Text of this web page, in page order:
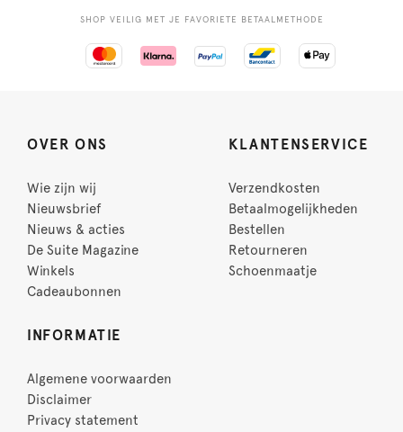
SHOP VEILIG MET JE FAVORIETE BETAALMETHODE
OVER ONS
Wie zijn wij
Nieuwsbrief
Nieuws & acties
De Suite Magazine
Winkels
Cadeaubonnen
KLANTENSERVICE
Verzendkosten
Betaalmogelijkheden
Bestellen
Retourneren
Schoenmaatje
INFORMATIE
Algemene voorwaarden
Disclaimer
Privacy statement